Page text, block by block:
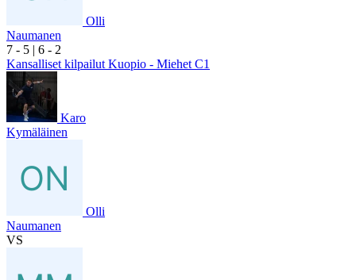
Olli
Naumanen
7 - 5 | 6 - 2
Kansalliset kilpailut Kuopio - Miehet C1
Karo
Kymäläinen
Olli
Naumanen
VS